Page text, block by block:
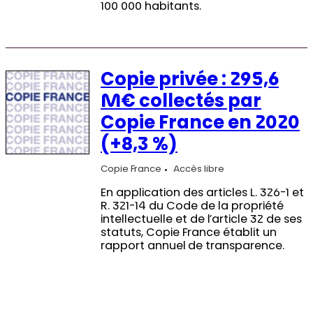
100 000 habitants.
Copie privée : 295,6
M€ collectés par
Copie France en 2020
(+8,3 %)
Copie France Accès libre
En application des articles L. 326-1 et
R. 321-14 du Code de la propriété
intellectuelle et de l’article 32 de ses
statuts, Copie France établit un
rapport annuel de transparence.